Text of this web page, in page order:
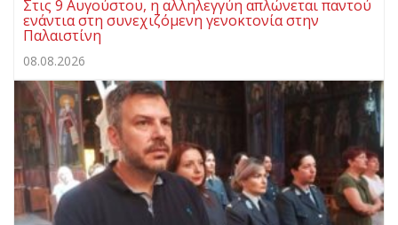
Στις 9 Αυγούστου, η αλληλεγγύη απλώνεται παντού
ενάντια στη συνεχιζόμενη γενοκτονία στην
Παλαιστίνη
08.08.2026